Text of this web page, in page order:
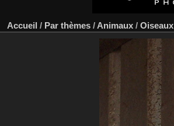
Accueil / Par thèmes / Animaux / Oiseaux